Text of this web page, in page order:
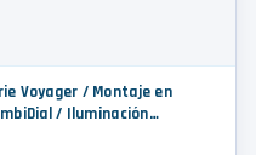
Voyager / Montaje en
/ Iluminación
Integrados / Escudo